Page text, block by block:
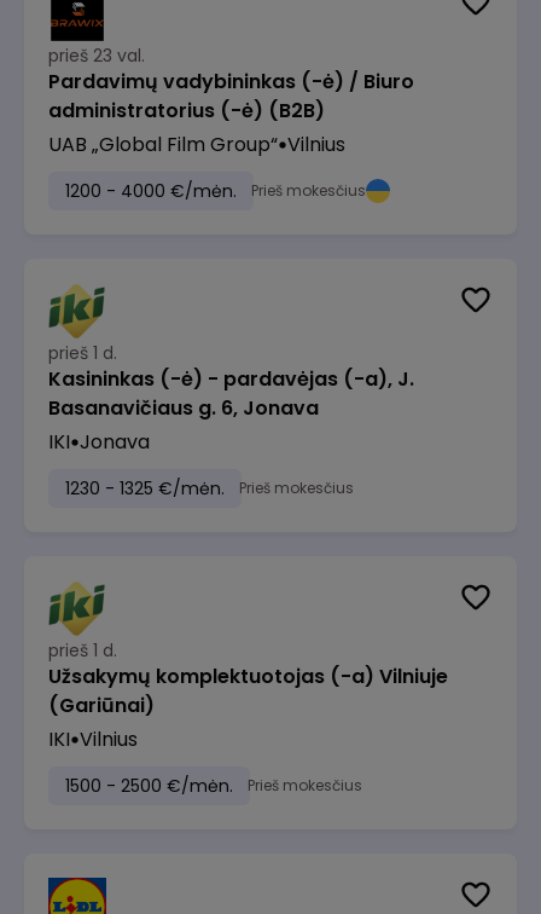
prieš 23 val.
Pardavimų vadybininkas (-ė) / Biuro
administratorius (-ė) (B2B)
UAB „Global Film Group“ Vilnius
1200 - 4000 €/mėn. Prieš mokesčius
prieš 1 d.
Kasininkas (-ė) - pardavėjas (-a), J.
Basanavičiaus g. 6, Jonava
IKI Jonava
1230 - 1325 €/mėn. Prieš mokesčius
prieš 1 d.
Užsakymų komplektuotojas (-a) Vilniuje
(Gariūnai)
IKI Vilnius
1500 - 2500 €/mėn. Prieš mokesčius